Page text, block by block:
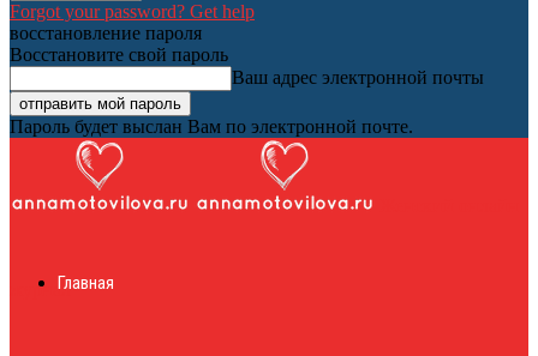
Forgot your password? Get help
восстановление пароля
Восстановите свой пароль
Ваш адрес электронной почты
Пароль будет выслан Вам по электронной почте.
журналГлавная